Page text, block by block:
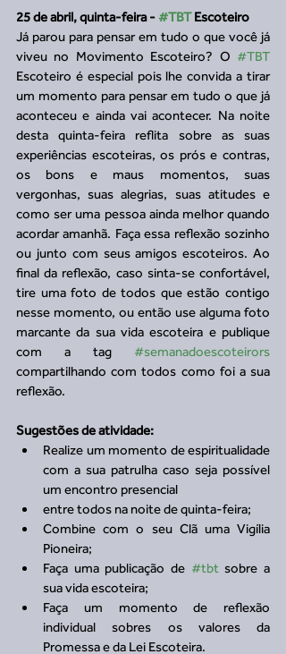
25 de abril, quinta-feira - #TBT Escoteiro
Já parou para pensar em tudo o que você já
viveu no Movimento Escoteiro? O #TBT
Escoteiro é especial pois lhe convida a tirar
um momento para pensar em tudo o que já
aconteceu e ainda vai acontecer. Na noite
desta quinta-feira reflita sobre as suas
experiências escoteiras, os prós e contras,
os bons e maus momentos, suas
vergonhas, suas alegrias, suas atitudes e
como ser uma pessoa ainda melhor quando
acordar amanhã. Faça essa reflexão sozinho
ou junto com seus amigos escoteiros. Ao
final da reflexão, caso sinta-se confortável,
tire uma foto de todos que estão contigo
nesse momento, ou então use alguma foto
marcante da sua vida escoteira e publique
com a tag #semanadoescoteirors
compartilhando com todos como foi a sua
reflexão.
Sugestões de atividade:
Realize um momento de espiritualidade
com a sua patrulha caso seja possível
um encontro presencial
entre todos na noite de quinta-feira;
Combine com o seu Clã uma Vigília
Pioneira;
Faça uma publicação de #tbt sobre a
sua vida escoteira;
Faça um momento de reflexão
individual sobres os valores da
Promessa e da Lei Escoteira.